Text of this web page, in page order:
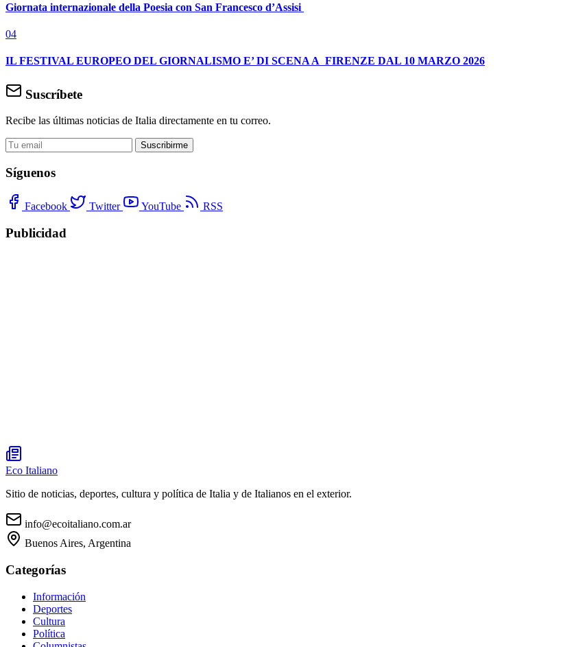
Giornata internazionale della Poesia con San Francesco d’Assisi
04
IL FESTIVAL EUROPEO DEL GIORNALISMO E’ DI SCENA A FIRENZE DAL 10 MARZO 2026
Suscríbete
Recibe las últimas noticias de Italia directamente en tu correo.
Suscribirme
Síguenos
Facebook Twitter YouTube RSS
Publicidad
Eco Italiano
Sitio de noticias, deportes, cultura y política de Italia y de Italianos en el exterior.
info@ecoitaliano.com.ar
Buenos Aires, Argentina
Categorías
Información
Deportes
Cultura
Política